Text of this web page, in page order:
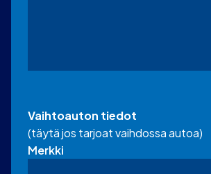
Vaihtoauton tiedot
(täytä jos tarjoat vaihdossa autoa)
Merkki